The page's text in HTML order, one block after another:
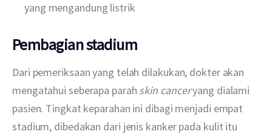
yang mengandung listrik
Pembagian stadium
Dari pemeriksaan yang telah dilakukan, dokter akan
mengatahui seberapa parah skin cancer yang dialami
pasien. Tingkat keparahan ini dibagi menjadi empat
stadium, dibedakan dari jenis kanker pada kulit itu